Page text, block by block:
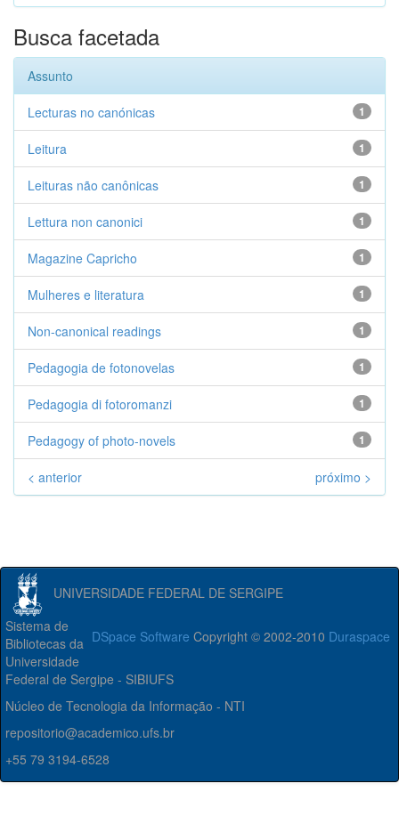
Busca facetada
Assunto
1
Lecturas no canónicas
1
Leitura
1
Leituras não canônicas
1
Lettura non canonici
1
Magazine Capricho
1
Mulheres e literatura
1
Non-canonical readings
1
Pedagogia de fotonovelas
1
Pedagogia di fotoromanzi
1
Pedagogy of photo-novels
< anterior próximo >
UNIVERSIDADE FEDERAL DE SERGIPE
DSpace Software Copyright © 2002-2010 Duraspace
Sistema de
Bibliotecas da
Universidade
Federal de Sergipe - SIBIUFS
Núcleo de Tecnologia da Informação - NTI
repositorio@academico.ufs.br
+55 79 3194-6528